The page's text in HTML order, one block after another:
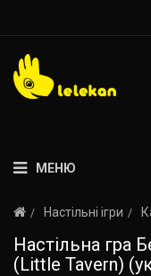
МЕНЮ
Настільні ігри
Настільна гра
(Little Tavern)